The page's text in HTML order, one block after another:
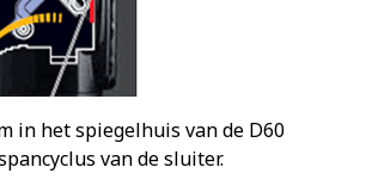
in het spiegelhuis van de D60
van de sluiter.